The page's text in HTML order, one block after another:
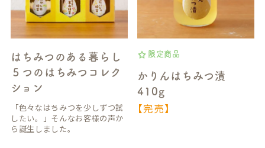
はちみつのある暮らし
５つのはちみつコレク
ション
「色々なはちみつを少しずつ試
したい。」そんなお客様の声か
ら誕生しました。
限定商品
かりんはちみつ漬
410g
【完売】